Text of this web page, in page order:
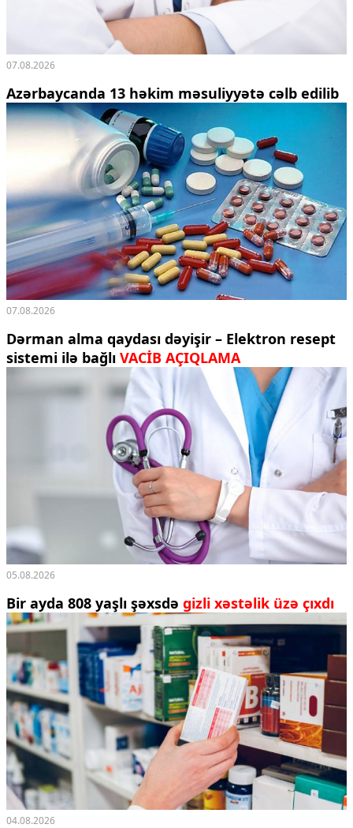
07.08.2026
Azərbaycanda 13 həkim məsuliyyətə cəlb edilib
07.08.2026
Dərman alma qaydası dəyişir – Elektron resept
sistemi ilə bağlı VACİB AÇIQLAMA
05.08.2026
Bir ayda 808 yaşlı şəxsdə gizli xəstəlik üzə çıxdı
04.08.2026